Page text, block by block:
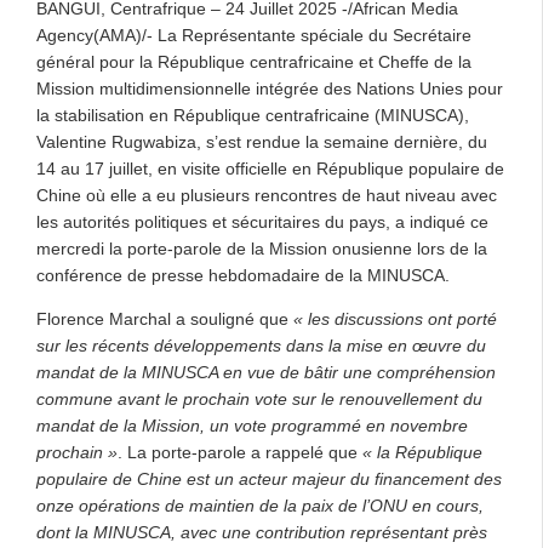
BANGUI, Centrafrique – 24 Juillet 2025 -/African Media
Agency(AMA)/- La Représentante spéciale du Secrétaire
général pour la République centrafricaine et Cheffe de la
Mission multidimensionnelle intégrée des Nations Unies pour
la stabilisation en République centrafricaine (MINUSCA),
Valentine Rugwabiza, s’est rendue la semaine dernière, du
14 au 17 juillet, en visite officielle en République populaire de
Chine où elle a eu plusieurs rencontres de haut niveau avec
les autorités politiques et sécuritaires du pays, a indiqué ce
mercredi la porte-parole de la Mission onusienne lors de la
conférence de presse hebdomadaire de la MINUSCA.
Florence Marchal a souligné que « les discussions ont porté
sur les récents développements dans la mise en œuvre du
mandat de la MINUSCA en vue de bâtir une compréhension
commune avant le prochain vote sur le renouvellement du
mandat de la Mission, un vote programmé en novembre
prochain ». La porte-parole a rappelé que « la République
populaire de Chine est un acteur majeur du financement des
onze opérations de maintien de la paix de l’ONU en cours,
dont la MINUSCA, avec une contribution représentant près